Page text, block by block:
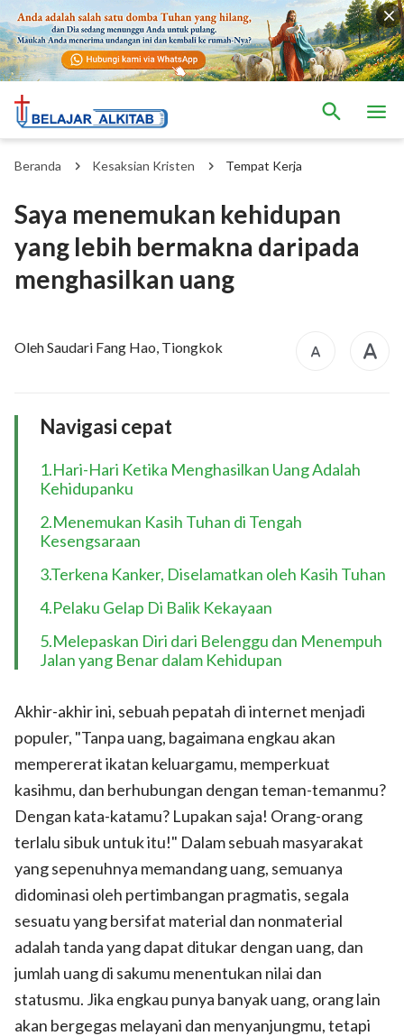
Beranda Kesaksian Kristen Tempat Kerja
Saya menemukan kehidupan
yang lebih bermakna daripada
menghasilkan uang
Oleh Saudari Fang Hao, Tiongkok
Navigasi cepat
1.Hari-Hari Ketika Menghasilkan Uang Adalah
Kehidupanku
2.Menemukan Kasih Tuhan di Tengah
Kesengsaraan
3.Terkena Kanker, Diselamatkan oleh Kasih Tuhan
4.Pelaku Gelap Di Balik Kekayaan
5.Melepaskan Diri dari Belenggu dan Menempuh
Jalan yang Benar dalam Kehidupan
Akhir-akhir ini, sebuah pepatah di internet menjadi
populer, "Tanpa uang, bagaimana engkau akan
mempererat ikatan keluargamu, memperkuat
kasihmu, dan berhubungan dengan teman-temanmu?
Dengan kata-katamu? Lupakan saja! Orang-orang
terlalu sibuk untuk itu!" Dalam sebuah masyarakat
yang sepenuhnya memandang uang, semuanya
didominasi oleh pertimbangan pragmatis, segala
sesuatu yang bersifat material dan nonmaterial
adalah tanda yang dapat ditukar dengan uang, dan
jumlah uang di sakumu menentukan nilai dan
statusmu. Jika engkau punya banyak uang, orang lain
akan bergegas melayani dan menyanjungmu, tetapi